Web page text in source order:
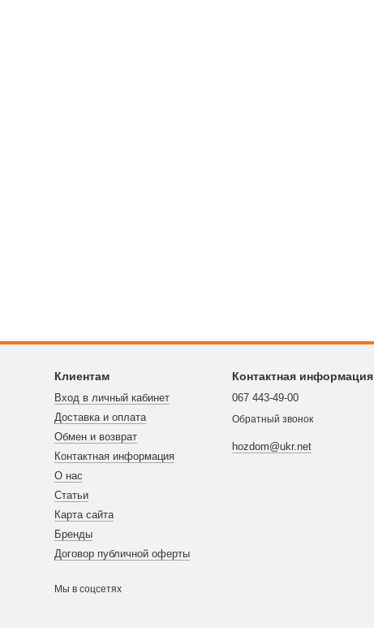
Клиентам
Вход в личный кабинет
Доставка и оплата
Обмен и возврат
Контактная информация
О нас
Статьи
Карта сайта
Бренды
Договор публичной оферты
Мы в соцсетях
Контактная информация
067 443-49-00
Обратный звонок
hozdom@ukr.net